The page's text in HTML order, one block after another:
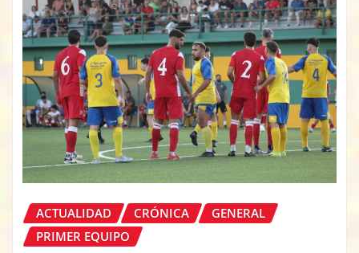
ACTUALIDAD CRÓNICA
GENERAL
PRIMER EQUIPO